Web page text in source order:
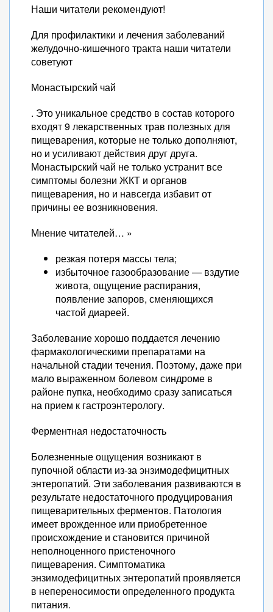
Наши читатели рекомендуют!
Для профилактики и лечения заболеваний
желудочно-кишечного тракта наши читатели
советуют
Монастырский чай
. Это уникальное средство в состав которого
входят 9 лекарственных трав полезных для
пищеварения, которые не только дополняют,
но и усиливают действия друг друга.
Монастырский чай не только устранит все
симптомы болезни ЖКТ и органов
пищеварения, но и навсегда избавит от
причины ее возникновения.
Мнение читателей… »
резкая потеря массы тела;
избыточное газообразование — вздутие
живота, ощущение распирания,
появление запоров, сменяющихся
частой диареей.
Заболевание хорошо поддается лечению
фармакологическими препаратами на
начальной стадии течения. Поэтому, даже при
мало выраженном болевом синдроме в
районе пупка, необходимо сразу записаться
на прием к гастроэнтерологу.
Ферментная недостаточность
Болезненные ощущения возникают в
пупочной области из-за энзимодефицитных
энтеропатий. Эти заболевания развиваются в
результате недостаточного продуцирования
пищеварительных ферментов. Патология
имеет врожденное или приобретенное
происхождение и становится причиной
неполноценного пристеночного
пищеварения. Симптоматика
энзимодефицитных энтеропатий проявляется
в непереносимости определенного продукта
питания.